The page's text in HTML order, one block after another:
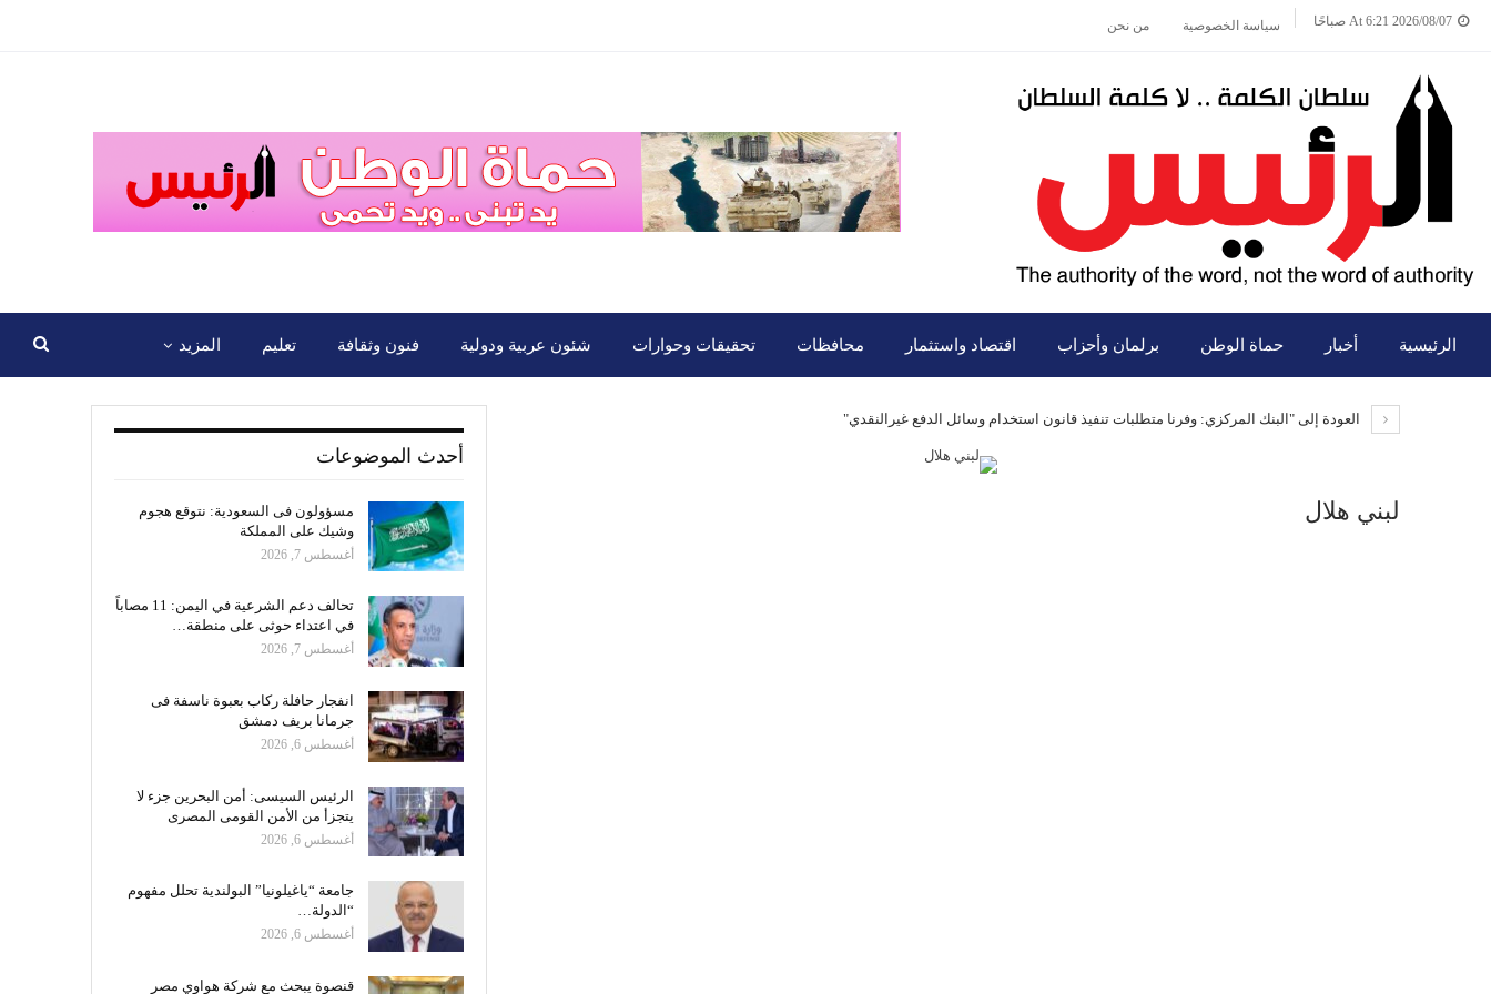
2026/08/07 At 6:21 صباحًا سياسة الخصوصية من نحن
الرئيسية أخبار حماة الوطن برلمان وأحزاب اقتصاد واستثمار محافظات تحقيقات وحوارات شئون عربية ودولية فنون وثقافة تعليم المزيد
العودة إلى "البنك المركزي: وفرنا متطلبات تنفيذ قانون استخدام وسائل الدفع غيرالنقدي"
لبني هلال
أحدث الموضوعات
مسؤولون فى السعودية: نتوقع هجوم
وشيك على المملكة
أغسطس 7, 2026
تحالف دعم الشرعية في اليمن: 11 مصاباً
في اعتداء حوثى على منطقة…
أغسطس 7, 2026
انفجار حافلة ركاب بعبوة ناسفة فى
جرمانا بريف دمشق
أغسطس 6, 2026
الرئيس السيسى: أمن البحرين جزء لا
يتجزأ من الأمن القومى المصرى
أغسطس 6, 2026
جامعة “ياغيلونيا” البولندية تحلل مفهوم
“الدولة…
أغسطس 6, 2026
قنصوة يبحث مع شركة هواوي مصر